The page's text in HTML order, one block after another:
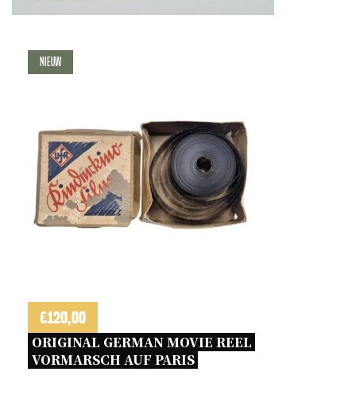
Nieuw
€120,00
ORIGINAL GERMAN MOVIE REEL
VORMARSCH AUF PARIS